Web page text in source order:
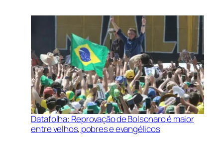
Datafolha: Reprovação de Bolsonaro é maior
entre velhos, pobres e evangélicos